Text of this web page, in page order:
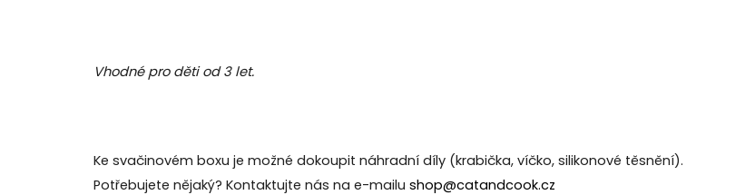
Vhodné pro děti od 3 let.
Ke svačinovém boxu je možné dokoupit náhradní díly (krabička, víčko, silikonové těsnění).
Potřebujete nějaký? Kontaktujte nás na e-mailu shop@catandcook.cz